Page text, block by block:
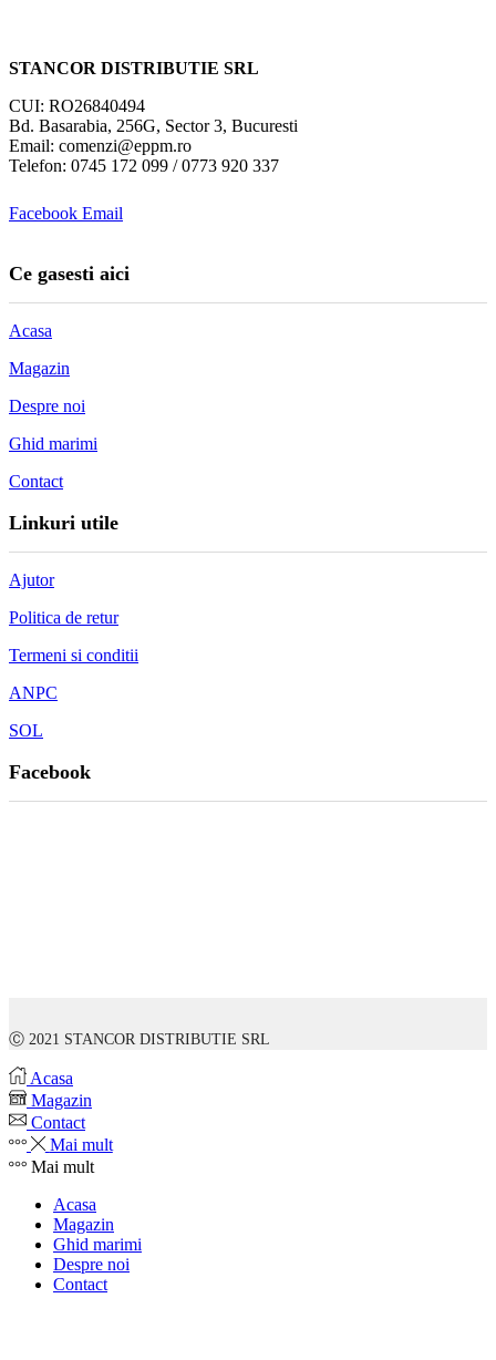
STANCOR DISTRIBUTIE SRL
CUI: RO26840494
Bd. Basarabia, 256G, Sector 3, Bucuresti
Email: comenzi@eppm.ro
Telefon: 0745 172 099 / 0773 920 337
Facebook Email
Ce gasesti aici
Acasa
Magazin
Despre noi
Ghid marimi
Contact
Linkuri utile
Ajutor
Politica de retur
Termeni si conditii
ANPC
SOL
Facebook
Ⓒ 2021 STANCOR DISTRIBUTIE SRL
Acasa
Magazin
Contact
Mai mult
Mai mult
Acasa
Magazin
Ghid marimi
Despre noi
Contact